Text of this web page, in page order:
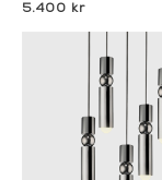
5.400 kr